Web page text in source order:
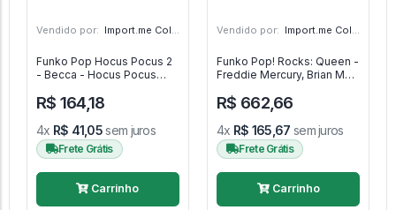
Vendido por: Import.me Colecionáveis - SP
Funko Pop Hocus Pocus 2
- Becca - Hocus Pocus
R$ 164,18
4x R$ 41,05sem juros
Frete Grátis
Carrinho
Vendido por: Import.me Colecionáveis - SP
Funko Pop! Rocks: Queen -
Freddie Mercury, Brian May,
(radio Gaga), 4-pack -
R$ 662,66
4x R$ 165,67 sem juros
Frete Grátis
Carrinho